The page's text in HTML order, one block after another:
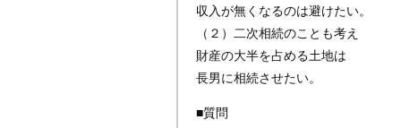
収入が無くなるのは避けたい。
（２）二次相続のことも考え
財産の大半を占める土地は
長男に相続させたい。
■質問